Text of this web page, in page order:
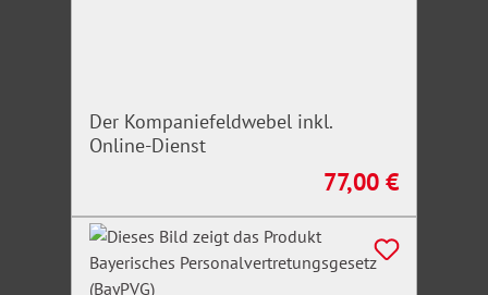
Der Kompaniefeldwebel inkl.
Online-Dienst
Regulärer Preis:
77,00 €